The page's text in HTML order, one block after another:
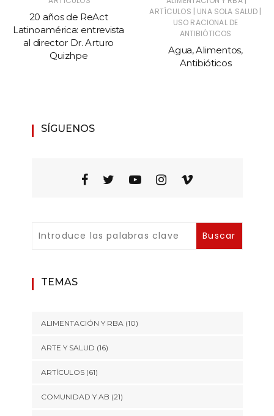
20 años de ReAct
Latinoamérica: entrevista
al director Dr. Arturo
Quizhpe
ARTÍCULOS | UNA SOLA SALUD |
USO RACIONAL DE
ANTIBIÓTICOS
Agua, Alimentos,
Antibióticos
SÍGUENOS
TEMAS
ALIMENTACIÓN Y RBA(10)
ARTE Y SALUD (16)
ARTÍCULOS(61)
COMUNIDAD Y AB (21)